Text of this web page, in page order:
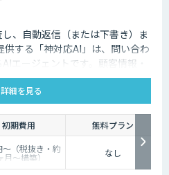
、自動返信（または下書き）ま
供する「神対応AI」は、問い合わ
エージェントです。顧客情報・
を数十秒で作成し、自動送信か
詳細を見る
初期費用
無料プラン
〜（税抜き・約
月〜構築） なし